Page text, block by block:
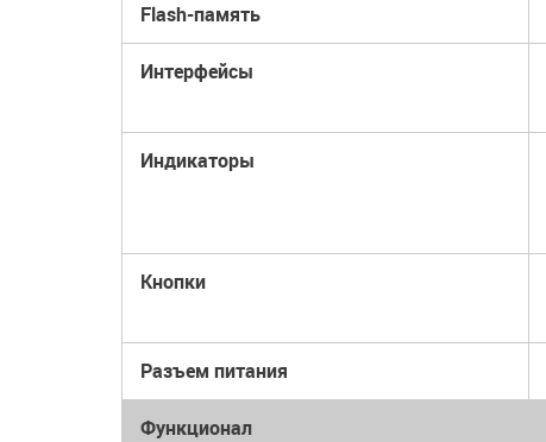
Flash-память
Интерфейсы
Индикаторы
Кнопки
Разъем питания
Функционал